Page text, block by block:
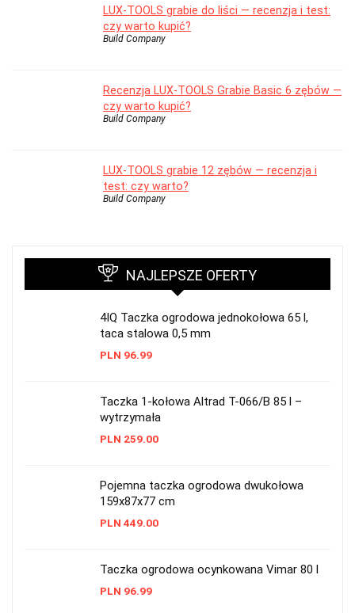
LUX-TOOLS grabie do liści — recenzja i test:
czy warto kupić?
Build Company
Recenzja LUX-TOOLS Grabie Basic 6 zębów —
czy warto kupić?
Build Company
LUX-TOOLS grabie 12 zębów — recenzja i
test: czy warto?
Build Company
NAJLEPSZE OFERTY
4IQ Taczka ogrodowa jednokołowa 65 l,
taca stalowa 0,5 mm
PLN 96.99
Taczka 1-kołowa Altrad T-066/B 85 l –
wytrzymała
PLN 259.00
Pojemna taczka ogrodowa dwukołowa
159x87x77 cm
PLN 449.00
Taczka ogrodowa ocynkowana Vimar 80 l
PLN 96.99